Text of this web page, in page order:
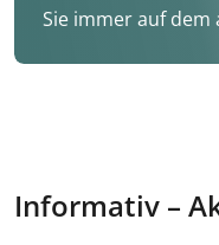
Sie immer auf dem
Informativ –